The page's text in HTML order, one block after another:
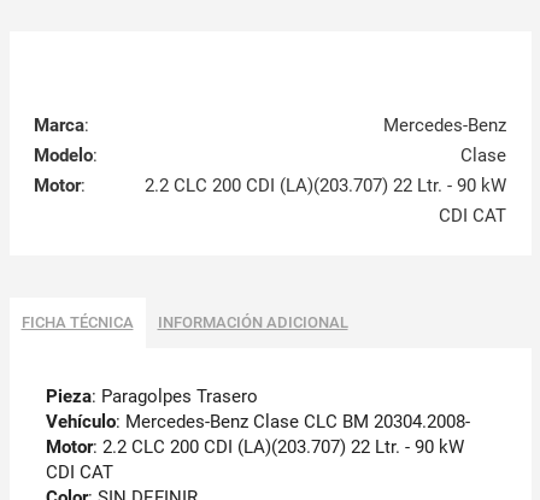
Marca:
Mercedes-Benz
Modelo:
Clase
Motor:
2.2 CLC 200 CDI (LA)(203.707) 22 Ltr. - 90 kW
CDI CAT
FICHA TÉCNICA INFORMACIÓN ADICIONAL
Pieza: Paragolpes Trasero
Vehículo: Mercedes-Benz Clase CLC BM 20304.2008-
Motor: 2.2 CLC 200 CDI (LA)(203.707) 22 Ltr. - 90 kW
CDI CAT